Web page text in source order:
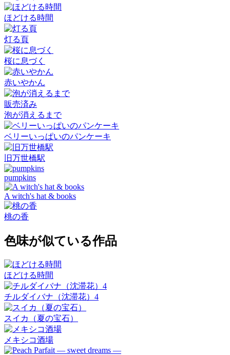
ほどける時間
灯る頁
桜に息づく
赤いやかん
販売済み
泡が消えるまで
ベリーいっぱいのパンケーキ
旧万世橋駅
pumpkins
A witch's hat & books
桃の香
色味が似ている作品
ほどける時間
チルダイバナ（沈滞花）4
スイカ（夏の宝石）
メキシコ酒場